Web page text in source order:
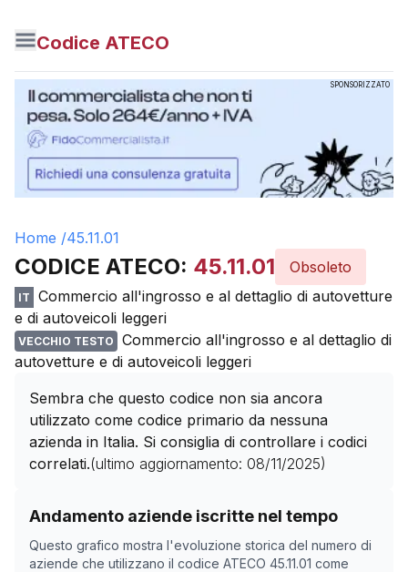
Codice ATECO
SPONSORIZZATO
Home /45.11.01
CODICE ATECO: 45.11.01 Obsoleto
IT
Commercio all'ingrosso e al dettaglio di autovetture
e di autoveicoli leggeri
VECCHIO TESTO
Commercio all'ingrosso e al dettaglio di
autovetture e di autoveicoli leggeri
Sembra che questo codice non sia ancora
utilizzato come codice primario da nessuna
azienda in Italia. Si consiglia di controllare i codici
correlati.(ultimo aggiornamento: 08/11/2025)
Andamento aziende iscritte nel tempo
Questo grafico mostra l'evoluzione storica del numero di
aziende che utilizzano il codice ATECO 45.11.01 come
Storico numero di aziende con codice ATECO
Data rilevazione
06/04/2025
43.618